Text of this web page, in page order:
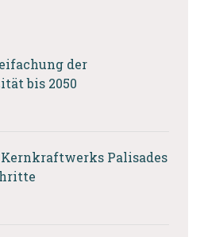
der
bis 2050
Kernkraftwerks Palisades